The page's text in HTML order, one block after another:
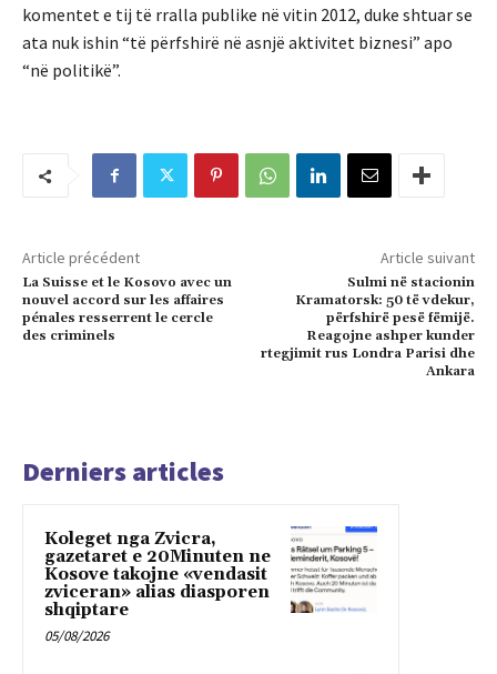
komentet e tij të rralla publike në vitin 2012, duke shtuar se
ata nuk ishin “të përfshirë në asnjë aktivitet biznesi” apo
“në politikë”.
Article précédent
La Suisse et le Kosovo avec un
nouvel accord sur les affaires
pénales resserrent le cercle
des criminels
Article suivant
Sulmi në stacionin
Kramatorsk: 50 të vdekur,
përfshirë pesë fëmijë.
Reagojne ashper kunder
rtegjimit rus Londra Parisi dhe
Ankara
Derniers articles
Koleget nga Zvicra,
gazetaret e 20Minuten ne
Kosove takojne «vendasit
zviceran» alias diasporen
shqiptare
05/08/2026